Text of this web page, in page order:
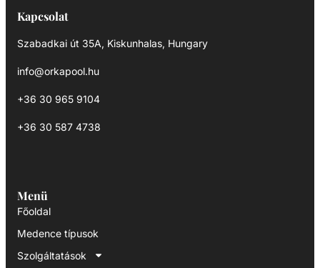
Kapcsolat
Szabadkai út 35A, Kiskunhalas, Hungary
info@orkapool.hu
+36 30 965 9104
+36 30 587 4738
Menü
Főoldal
Medence típusok
Szolgáltatások